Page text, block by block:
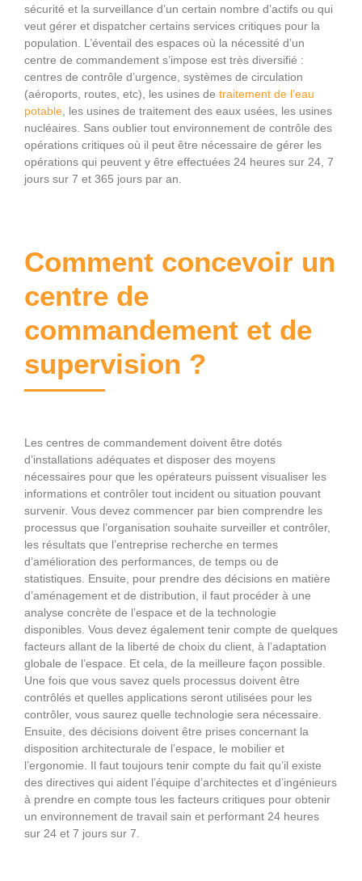
sécurité et la surveillance d’un certain nombre d’actifs ou qui
veut gérer et dispatcher certains services critiques pour la
population. L’éventail des espaces où la nécessité d’un
centre de commandement s’impose est très diversifié :
centres de contrôle d’urgence, systèmes de circulation
(aéroports, routes, etc), les usines de traitement de l’eau
potable , les usines de traitement des eaux usées, les usines
nucléaires. Sans oublier tout environnement de contrôle des
opérations critiques où il peut être nécessaire de gérer les
opérations qui peuvent y être effectuées 24 heures sur 24, 7
jours sur 7 et 365 jours par an.
Comment concevoir un
centre de
commandement et de
supervision ?
Les centres de commandement doivent être dotés
d’installations adéquates et disposer des moyens
nécessaires pour que les opérateurs puissent visualiser les
informations et contrôler tout incident ou situation pouvant
survenir. Vous devez commencer par bien comprendre les
processus que l’organisation souhaite surveiller et contrôler,
les résultats que l’entreprise recherche en termes
d’amélioration des performances, de temps ou de
statistiques. Ensuite, pour prendre des décisions en matière
d’aménagement et de distribution, il faut procéder à une
analyse concrète de l’espace et de la technologie
disponibles. Vous devez également tenir compte de quelques
facteurs allant de la liberté de choix du client, à l’adaptation
globale de l’espace. Et cela, de la meilleure façon possible.
Une fois que vous savez quels processus doivent être
contrôlés et quelles applications seront utilisées pour les
contrôler, vous saurez quelle technologie sera nécessaire.
Ensuite, des décisions doivent être prises concernant la
disposition architecturale de l’espace, le mobilier et
l’ergonomie. Il faut toujours tenir compte du fait qu’il existe
des directives qui aident l’équipe d’architectes et d’ingénieurs
à prendre en compte tous les facteurs critiques pour obtenir
un environnement de travail sain et performant 24 heures
sur 24 et 7 jours sur 7.